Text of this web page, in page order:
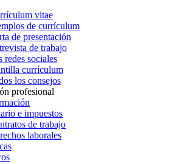
vitae
de currículum
de presentación
de trabajo
redes sociales
currículum
los consejos
profesional
e impuestos
de trabajo
laborales